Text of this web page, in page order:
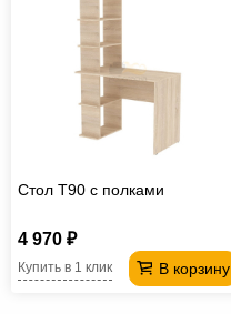
Стол T90 с полками
4 970 ₽
В корзину
Купить в 1 клик